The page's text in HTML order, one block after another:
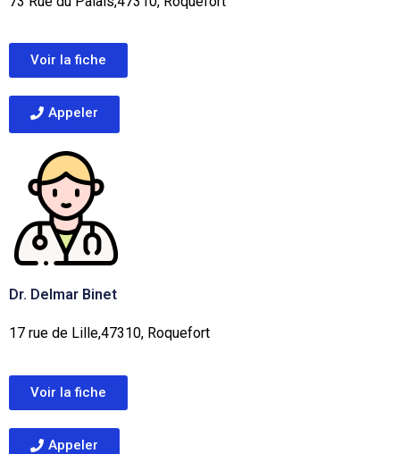
Voir la fiche
Appeler
Dr. Delmar Binet
17 rue de Lille,47310, Roquefort
Voir la fiche
Appeler